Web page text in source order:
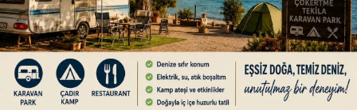
02.07.2026 - 13:06, Güncelleme: 02.07.2026 - 13:06
Meeting at presidential complex held behind
closed doors, attended by senior presidential